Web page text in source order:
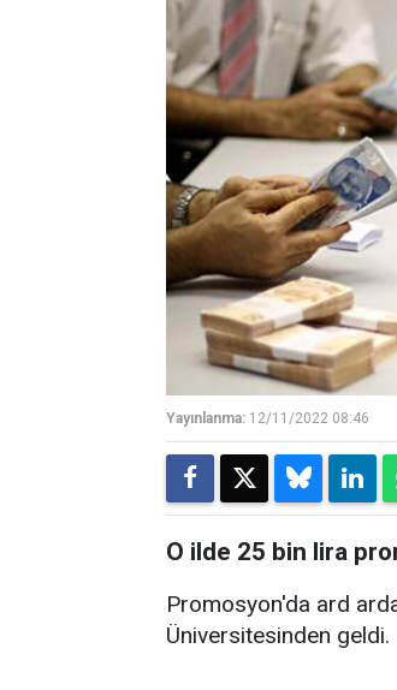
Yayınlanma: 12/11/2022 08:46
O ilde 25 bin lira
Promosyon'da ard
Üniversitesinden geldi.